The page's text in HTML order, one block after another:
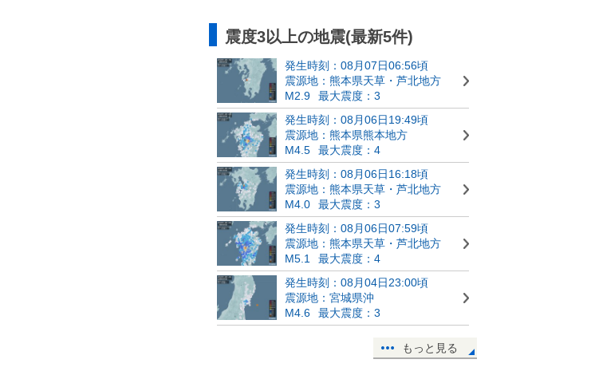
震度3以上の地震(最新5件)
発生時刻：08月07日06:56頃
震源地：熊本県天草・芦北地方
M2.9
最大震度：3
発生時刻：08月06日19:49頃
震源地：熊本県熊本地方
M4.5
最大震度：4
発生時刻：08月06日16:18頃
震源地：熊本県天草・芦北地方
M4.0
最大震度：3
発生時刻：08月06日07:59頃
震源地：熊本県天草・芦北地方
M5.1
最大震度：4
発生時刻：08月04日23:00頃
震源地：宮城県沖
M4.6
最大震度：3
もっと見る